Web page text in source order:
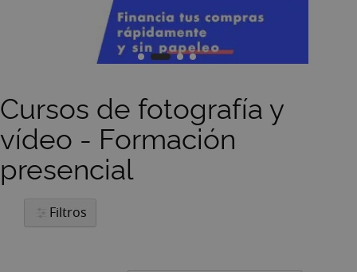
Cursos de fotografía y
vídeo - Formación
presencial
Filtros